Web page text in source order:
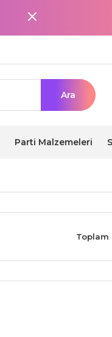
Ara
Parti Malzemeleri
Toplam